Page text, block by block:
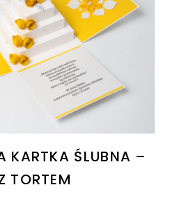
KARTKA ŚLUBNA –
TORTEM